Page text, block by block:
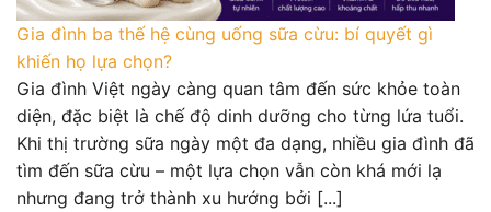
Gia đình ba thế hệ cùng uống sữa cừu: bí quyết gì
khiến họ lựa chọn?
Gia đình Việt ngày càng quan tâm đến sức khỏe toàn
diện, đặc biệt là chế độ dinh dưỡng cho từng lứa tuổi.
Khi thị trường sữa ngày một đa dạng, nhiều gia đình đã
tìm đến sữa cừu – một lựa chọn vẫn còn khá mới lạ
nhưng đang trở thành xu hướng bởi [...]